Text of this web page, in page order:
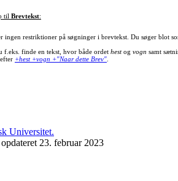
til Brevtekst:
ingen restriktioner på søgninger i brevtekst. Du søger blot
f.eks. finde en tekst, hvor både ordet hestog vogn samt
+hest +vogn +"Naar dette Brev".
23. februar 2023